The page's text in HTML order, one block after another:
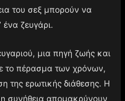
του σεξ μπορούν να
ένα ζευγάρι.
μια πηγή ζωής και
το πέρασμα των χρόνων,
της ερωτικής διάθεσης. Η
συνήθεια απομακρύνουν